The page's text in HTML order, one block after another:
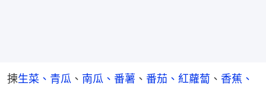
揀生菜、青瓜 、 南瓜、番薯 、 番茄、紅蘿蔔 、 香蕉、